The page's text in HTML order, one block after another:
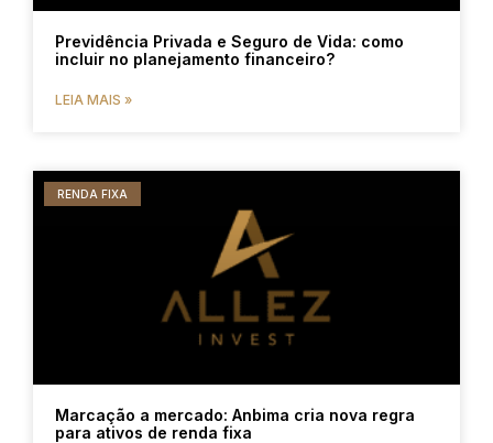
Previdência Privada e Seguro de Vida: como
incluir no planejamento financeiro?
LEIA MAIS »
RENDA FIXA
Marcação a mercado: Anbima cria nova regra
para ativos de renda fixa